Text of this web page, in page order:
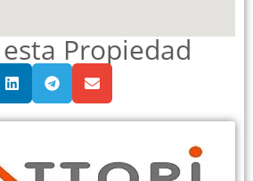
Propiedad